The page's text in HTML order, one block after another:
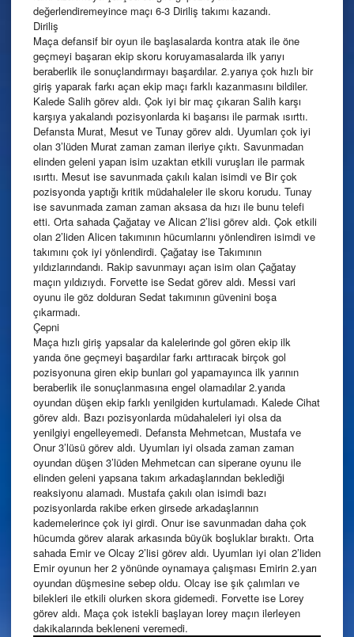
değerlendiremeyince maçı 6-3 Diriliş takımı kazandı.
Diriliş
Maça defansif bir oyun ile başlasalarda kontra atak ile öne
geçmeyi başaran ekip skoru koruyamasalarda ilk yarıyı
beraberlik ile sonuçlandırmayı başardılar. 2.yarıya çok hızlı bir
giriş yaparak farkı açan ekip maçı farklı kazanmasını bildiler.
Kalede Salih görev aldı. Çok iyi bir maç çıkaran Salih karşı
karşıya yakalandı pozisyonlarda ki başarısı ile parmak ısırttı.
Defansta Murat, Mesut ve Tunay görev aldı. Uyumları çok iyi
olan 3’lüden Murat zaman zaman ileriye çıktı. Savunmadan
elinden geleni yapan isim uzaktan etkili vuruşları ile parmak
ısırttı. Mesut ise savunmada çakılı kalan isimdi ve Bir çok
pozisyonda yaptığı kritik müdahaleler ile skoru korudu. Tunay
ise savunmada zaman zaman aksasa da hızı ile bunu telefi
etti. Orta sahada Çağatay ve Alican 2’lisi görev aldı. Çok etkili
olan 2’liden Alicen takımının hücumlarını yönlendiren isimdi ve
takımını çok iyi yönlendirdi. Çağatay ise Takımının
yıldızlarındandı. Rakip savunmayı açan isim olan Çağatay
maçın yıldızıydı. Forvette ise Sedat görev aldı. Messi vari
oyunu ile göz dolduran Sedat takımının güvenini boşa
çıkarmadı.
Çepni
Maça hızlı giriş yapsalar da kalelerinde gol gören ekip ilk
yarıda öne geçmeyi başardılar farkı arttıracak birçok gol
pozisyonuna giren ekip bunları gol yapamayınca ilk yarının
beraberlik ile sonuçlanmasına engel olamadılar 2.yarıda
oyundan düşen ekip farklı yenilgiden kurtulamadı. Kalede Cihat
görev aldı. Bazı pozisyonlarda müdahaleleri iyi olsa da
yenilgiyi engelleyemedi. Defansta Mehmetcan, Mustafa ve
Onur 3’lüsü görev aldı. Uyumları iyi olsada zaman zaman
oyundan düşen 3’lüden Mehmetcan can siperane oyunu ile
elinden geleni yapsana takım arkadaşlarından beklediği
reaksiyonu alamadı. Mustafa çakılı olan isimdi bazı
pozisyonlarda rakibe erken girsede arkadaşlarının
kademelerince çok iyi girdi. Onur ise savunmadan daha çok
hücumda görev alarak arkasında büyük boşluklar bıraktı. Orta
sahada Emir ve Olcay 2’lisi görev aldı. Uyumları iyi olan 2’liden
Emir oyunun her 2 yönünde oynamaya çalışması Emirin 2.yarı
oyundan düşmesine sebep oldu. Olcay ise şık çalımları ve
bilekleri ile etkili olurken skora gidemedi. Forvette ise Lorey
görev aldı. Maça çok istekli başlayan lorey maçın ilerleyen
dakikalarında bekleneni veremedi.